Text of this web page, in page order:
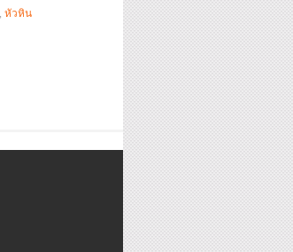
หัวหิน